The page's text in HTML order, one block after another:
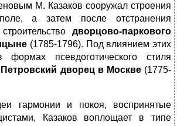
М. Казаков сооружал строения
а затем после отстранения
дворцово-паркового
(1785-1796). Под влиянием этих
псевдоготического стиля
Петровский дворец в Москве (1775-
гармонии и покоя, воспринятые
Казаков воплощает в типе